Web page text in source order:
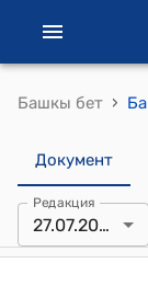
Башкы бет ›
Документ
Редакция
27.07.2020